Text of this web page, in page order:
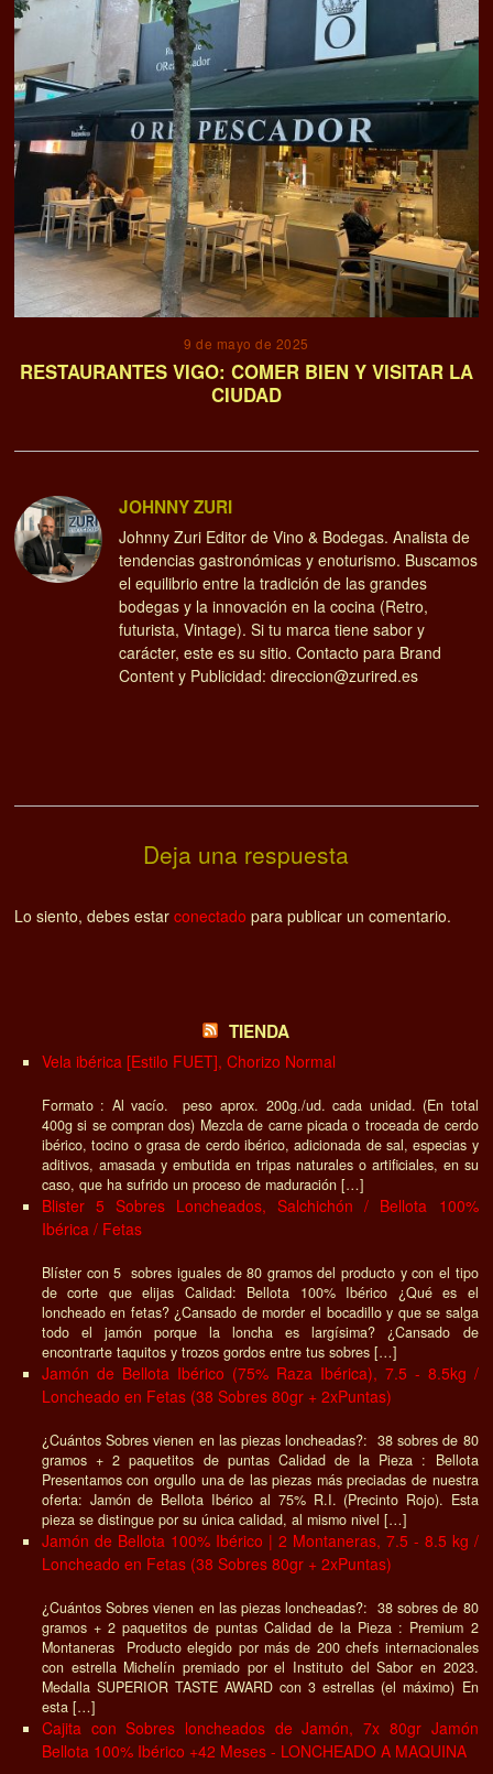
carácter, este es su sitio. Contacto para Brand
Content y Publicidad: direccion@zurired.es
Deja una respuesta
Lo siento, debes estar conectadopara publicar un comentario.
TIENDA
Formato : Al vacío. peso aprox. 200g./ud. cada unidad. (En total
ibérico, tocino o grasa de cerdo ibérico, adicionada de sal, especias y
aditivos, amasada y embutida en tripas naturales o artificiales, en su
caso, que ha sufrido un proceso de maduración […]
Blister 5 Sobres Loncheados, Salchichón / Bellota 100%
Ibérica / Fetas
Blíster con 5 sobres iguales de 80 gramos del producto y con el tipo
de corte que elijas Calidad: Bellota 100% Ibérico ¿Qué es el
loncheado en fetas? ¿Cansado de morder el bocadillo y que se salga
todo el jamón porque la loncha es largísima? ¿Cansado de
gramos + 2 paquetitos de puntas Calidad de la Pieza : Bellota
oferta: Jamón de Bellota Ibérico al 75% R.I. (Precinto Rojo). Esta
pieza se distingue por su única calidad, al mismo nivel […]
Loncheado en Fetas (38 Sobres 80gr + 2xPuntas)
con estrella Michelín premiado por el Instituto del Sabor en 2023.
Medalla SUPERIOR TASTE AWARD con 3 estrellas (el máximo) En
esta […]
Bellota 100% Ibérico +42 Meses - LONCHEADO A MAQUINA
Cinco sobres, cinco momentos de puro placer ibérico. Con esta cajita
de 5 sobres loncheados de 80g a cuchillo , puedes elegir entre
nuestras mejores selecciones y diseñar tu propia experiencia
gastronómica. Tú eliges la combinación, nosotros ponemos el milagro.
¿Qué puedes incluir en tu caja?
Centro Deshuesado | Jamón de Bellota 100% Ibérico
Monjamón +42 Meses, 2kg Medio
Producto elegido por más de 200 chefs internacionales con estrella
Michelín premiado por el Instituto del Sabor en 2023. Medalla
SUPERIOR TASTE AWARD con 3 estrellas (el máximo) Actualmente
nos encontramos sirviendo la añada del año 2019 ¿Mi jamón tiene
capa de grasa […]
Paleta de Bellota 100% Ibérica | 2 Montaneras, 5.5-6kg /
Centro Deshuesada (2.5-3kg)
¿Cuántos Sobres vienen en las piezas loncheadas?: 18 sobres de 80
gramos + 1 paquetitos de puntas Producto elegido por más de 200
chefs internacionales con estrella Michelín premiado por el Instituto
estrellas (el máximo) Toda una joya gastronómica apreciada por los
mejores gourmets del […]
Surtido Degustación 100% Ibérico Loncheado [Cata]
Te gusta el ibérico pero no sabes muy bien que comprar? Pues no lo
dudes, compra nuestra cata de loncheados para probar un poquito de
todo y decidirte en tu próxima compra Disfruta de tu Surtido100%
Ibérico en la montaña, en la playa, en la terraza o donde tu quieras!